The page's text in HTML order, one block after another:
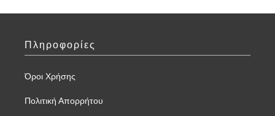
Πληροφορίες
Όροι Χρήσης
Πολιτική Απορρήτου